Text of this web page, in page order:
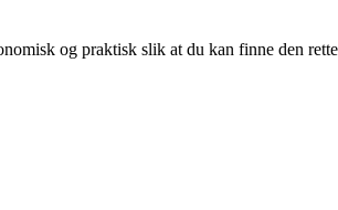
og praktisk slik at du kan finne den